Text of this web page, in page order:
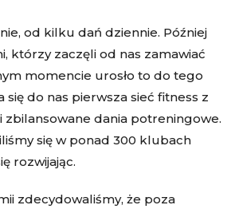
od kilku dań dziennie. Później
którzy zaczęli od nas zamawiać
momencie urosło to do tego
się do nas pierwsza sieć fitness z
zbilansowane dania potreningowe.
się w ponad 300 klubach
rozwijając.
zdecydowaliśmy, że poza